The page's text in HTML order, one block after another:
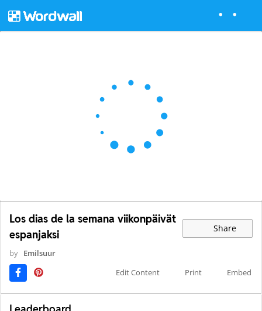
Los dias de la semana viikonpäivät
espanjaksi
Share
by Emilsuur
Edit Content
Print Embed